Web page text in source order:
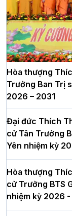
Hòa thượng
Trưởng Ban Trị
2026 – 2031
Đại đức Thích
cử Tân Trưởng
Yên nhiệm kỳ
Hòa thượng
cử Trưởng BTS
nhiệm kỳ 2026 -